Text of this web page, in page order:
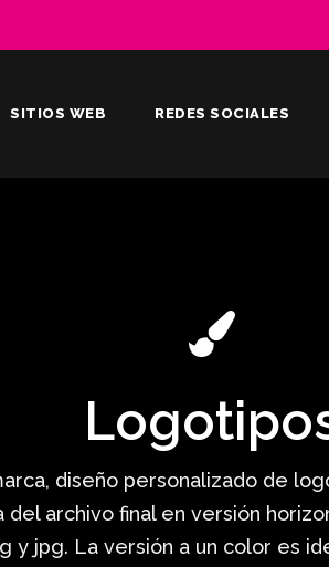
SITIOS WEB REDES SOCIALES
diseño personalizado de
archivo final en versión
y jpg. La versión a un color es